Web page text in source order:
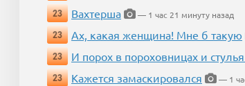
23
Вахтерша
— 1 час 21 минуту назад
23
Ах, какая женщина! Мне б такую
23
И порох в пороховницах и
23
Кажется замаскировался
— 1